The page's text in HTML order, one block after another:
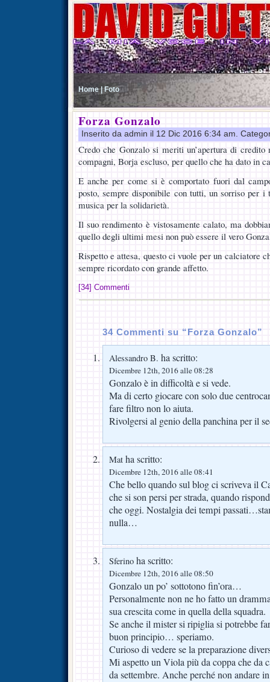
Home | Foto
Forza Gonzalo
Inserito da admin il 12 Dic 2016 6:34 am.
Credo che Gonzalo si meriti un’apertura di
compagni, Borja escluso, per quello che ha dato in
E anche per come si è comportato fuori dal
posto, sempre disponibile con tutti, un sorriso per i
musica per la solidarietà.
Il suo rendimento è vistosamente calato, ma
quello degli ultimi mesi non può essere il vero
Rispetto e attesa, questo ci vuole per un calciatore
sempre ricordato con grande affetto.
[34] Commenti
34 Commenti su “Forza Gonzalo”
Alessandro B. ha scritto:
Dicembre 12th, 2016 alle 08:28
Gonzalo è in difficoltà e si vede.
Ma di certo giocare con solo due
fare filtro non lo aiuta.
Rivolgersi al genio della panchina per il
Mat ha scritto:
Dicembre 12th, 2016 alle 08:41
Che bello quando sul blog ci scriveva il
che si son persi per strada, quando
che oggi. Nostalgia dei tempi
nulla…
Sferino ha scritto:
Dicembre 12th, 2016 alle 08:50
Gonzalo un po’ sottotono fin’ora…
Personalmente non ne ho fatto un
sua crescita come in quella della squadra.
Se anche il mister si ripiglia si potrebbe
buon principio… speriamo.
Curioso di vedere se la preparazione
Mi aspetto un Viola più da coppa che da
da settembre. Anche perché non andare